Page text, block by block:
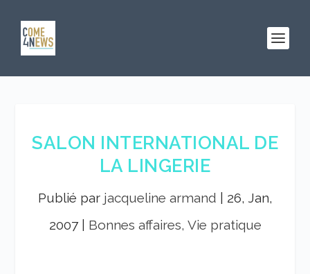
SALON INTERNATIONAL DE
LA LINGERIE
Publié par jacqueline armand
26, Jan,
2007| Bonnes affaires, Vie pratique